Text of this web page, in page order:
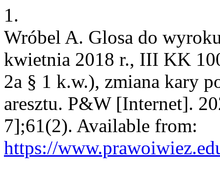
1.
Wróbel A. Glosa do
kwietnia 2018 r., III KK
2a § 1 k.w.), zmiana kary
aresztu. P&W [Internet].
7];61(2). Available from:
https://